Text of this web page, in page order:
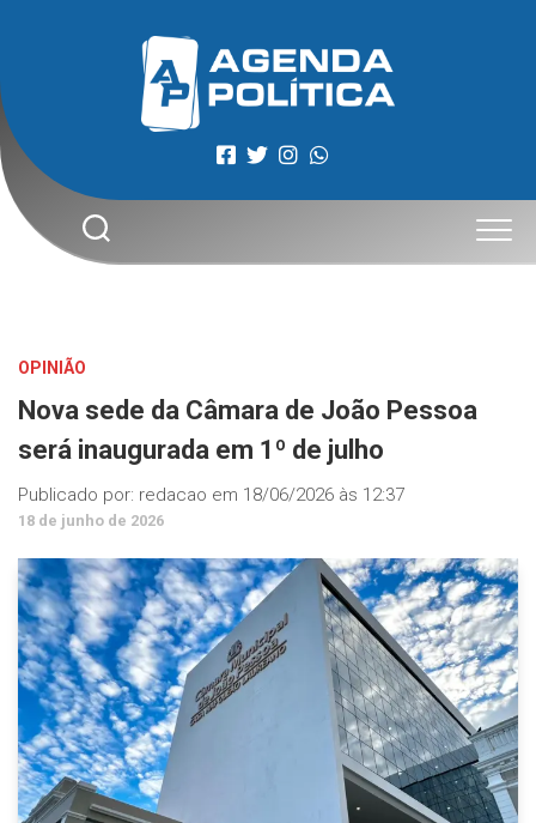
OPINIÃO
Nova sede da Câmara de João Pessoa
será inaugurada em 1º de julho
Publicado por: redacao em 18/06/2026 às 12:37
18 de junho de 2026